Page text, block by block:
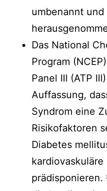
umbenannt
Das National
Program
Panel III (ATP
Auffassung,
Syndrom eine
Risikofaktoren
Diabetes
kardiovaskuläre
prädisponieren.